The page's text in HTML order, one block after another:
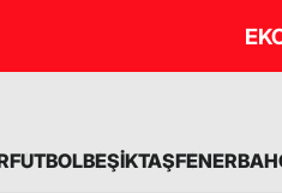
FUTBOLBEŞİKTAŞ